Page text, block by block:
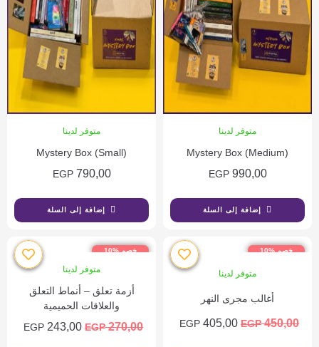
متوفر لدينا
Mystery Box (Medium)
990,00
EGP
إضافة إلى السلة
متوفر لدينا
Mystery Box (Small)
790,00
EGP
إضافة إلى السلة
خصم %10
متوفر لدينا
أغالب مجرى النهر
450,00
EGP
405,00
EGP
خصم %10
متوفر لدينا
أزمة تعلق – أنماط التعلق
والعلاقات الحميمية
270,00
EGP
243,00
EGP